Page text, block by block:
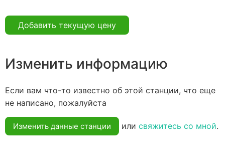
Добавить текущую цену
Изменить информацию
Если вам что-то известно об этой станции, что еще
не написано, пожалуйста
Изменить данные станции или свяжитесь со мной.